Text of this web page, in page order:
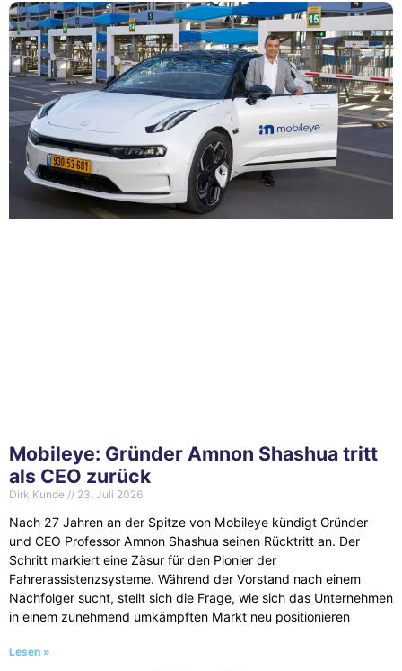
Mobileye: Gründer Amnon Shashua tritt
als CEO zurück
Dirk Kunde 23. Juli 2026
Nach 27 Jahren an der Spitze von Mobileye kündigt Gründer
und CEO Professor Amnon Shashua seinen Rücktritt an. Der
Schritt markiert eine Zäsur für den Pionier der
Fahrerassistenzsysteme. Während der Vorstand nach einem
Nachfolger sucht, stellt sich die Frage, wie sich das Unternehmen
in einem zunehmend umkämpften Markt neu positionieren
Lesen »